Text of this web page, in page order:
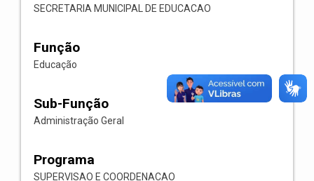
SECRETARIA MUNICIPAL DE EDUCACAO
Função
Educação
Sub-Função
Administração Geral
Programa
SUPERVISAO E COORDENACAO